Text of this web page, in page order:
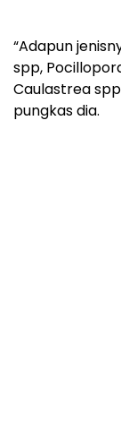
“Adapun
spp,
Caulastrea
pungkas dia.